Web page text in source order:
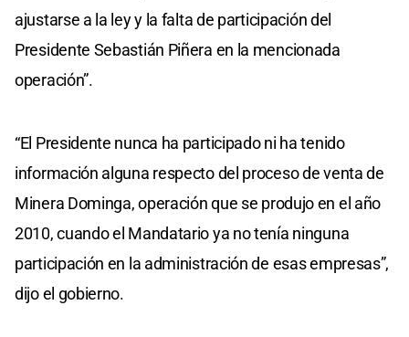
ajustarse a la ley y la falta de participación del
Presidente Sebastián Piñera en la mencionada
operación”.
“El Presidente nunca ha participado ni ha tenido
información alguna respecto del proceso de venta de
Minera Dominga, operación que se produjo en el año
2010, cuando el Mandatario ya no tenía ninguna
participación en la administración de esas empresas”,
dijo el gobierno.